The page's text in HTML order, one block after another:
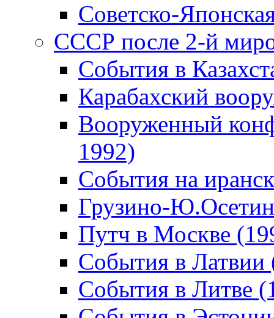
Советско-
СССР после 2-й
События в
Карабахский
Вооруженный
1992)
События на
Грузино-
Путч в Москве
События в Латвии
События в Литве